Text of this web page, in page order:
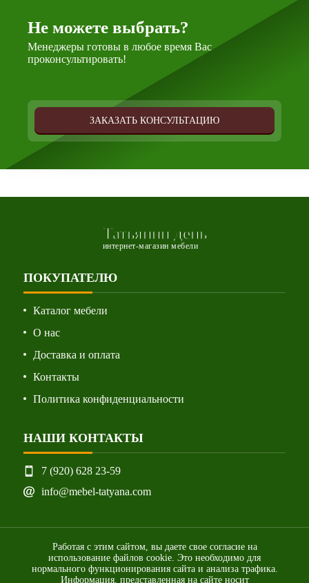
Не можете выбрать?
Менеджеры готовы в любое время Вас
проконсультировать!
ЗАКАЗАТЬ КОНСУЛЬТАЦИЮ
Татьянин день
интернет-магазин мебели
ПОКУПАТЕЛЮ
Каталог мебели
О нас
Доставка и оплата
Контакты
Политика конфиденциальности
НАШИ КОНТАКТЫ
7 (920) 628 23-59
info@mebel-tatyana.com
Работая с этим сайтом, вы даете свое согласие на
использование файлов cookie. Это необходимо для
нормального функционирования сайта и анализа трафика.
Информация, представленная на сайте носит